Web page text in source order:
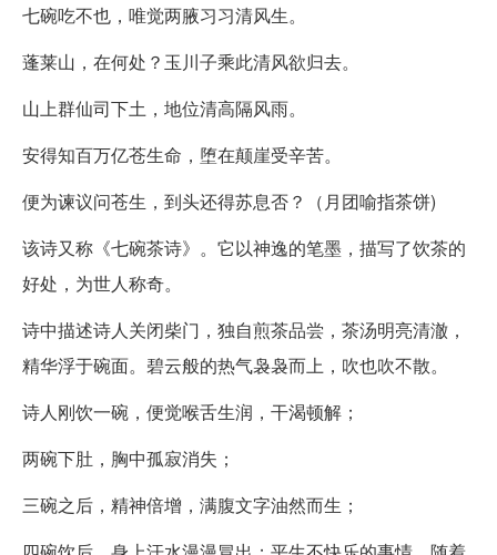
七碗吃不也，唯觉两腋习习清风生。
蓬莱山，在何处？玉川子乘此清风欲归去。
山上群仙司下土，地位清高隔风雨。
安得知百万亿苍生命，堕在颠崖受辛苦。
便为谏议问苍生，到头还得苏息否？（月团喻指茶饼)
该诗又称《七碗茶诗》。它以神逸的笔墨，描写了饮茶的
好处，为世人称奇。
诗中描述诗人关闭柴门，独自煎茶品尝，茶汤明亮清澈，
精华浮于碗面。碧云般的热气袅袅而上，吹也吹不散。
诗人刚饮一碗，便觉喉舌生润，干渴顿解；
两碗下肚，胸中孤寂消失；
三碗之后，精神倍增，满腹文字油然而生；